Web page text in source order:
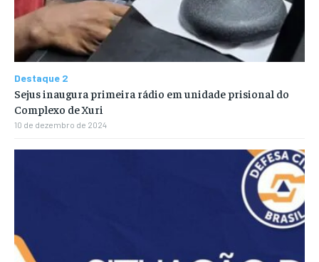
Destaque 2
Sejus inaugura primeira rádio em unidade prisional do
Complexo de Xuri
10 de dezembro de 2024